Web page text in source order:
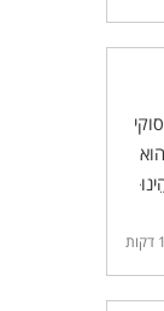
דקות